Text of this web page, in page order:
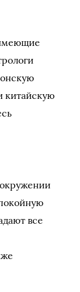
китайскую
все